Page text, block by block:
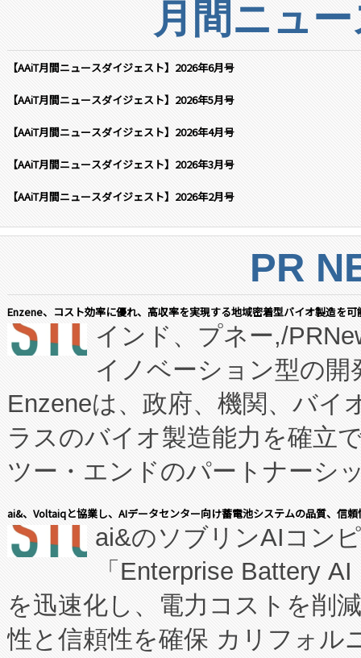
月間ニュ
【AAiT月間ニュースダイジェスト】2026年6月号
【AAiT月間ニュースダイジェスト】2026年5月号
【AAiT月間ニュースダイジェスト】2026年4月号
【AAiT月間ニュースダイジェスト】2026年3月号
【AAiT月間ニュースダイジェスト】2026年2月号
PR
Enzene、コスト効率に優れ、高収率を実現する地域密着型バイオ製造を
インド、プネー,/
イノベーション型の
Enzeneは、政府、機関、バイ
ラスのバイオ製造能力を確立
ツー・エンドのパートナーシ
表しました。 同社の実績ある
manufacturing™ (FCCM™) プ
たNeXは、バイオ医薬品製造
従来のフェッドバッチ施設の
に、患者やサプライチェーン
ai&、Voltaiqと協業し、AIデータセンター向け蓄電池システムの品質、信
ai&のソブリンAIコン
「Enterprise Battery
を迅速化し、電力コストを削
性と信頼性を確保 カリフォル